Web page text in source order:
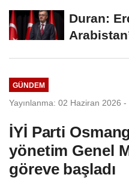
Duran:
GÜNDEM
Yayınlanma: 02 Haziran 2026 -
İYİ Parti
yönetim Genel
göreve başladı